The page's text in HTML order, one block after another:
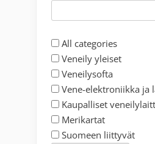
All categories
Veneily yleiset
Veneilysofta
Vene-elektroniikka ja
Kaupalliset
Merikartat
Suomeen liittyvät